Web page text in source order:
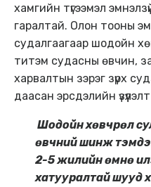
хамгийн түгээмэл
гаралтай. Олон тооны
судалгаагаар шодойн
титэм судасны өвчин,
харвалтын зэрэг зүрх
даасан эрсдэлийн
Шодойн хөвчрөл
өвчний шинж
2-5 жилийн өмнө
хатууралтай шууд